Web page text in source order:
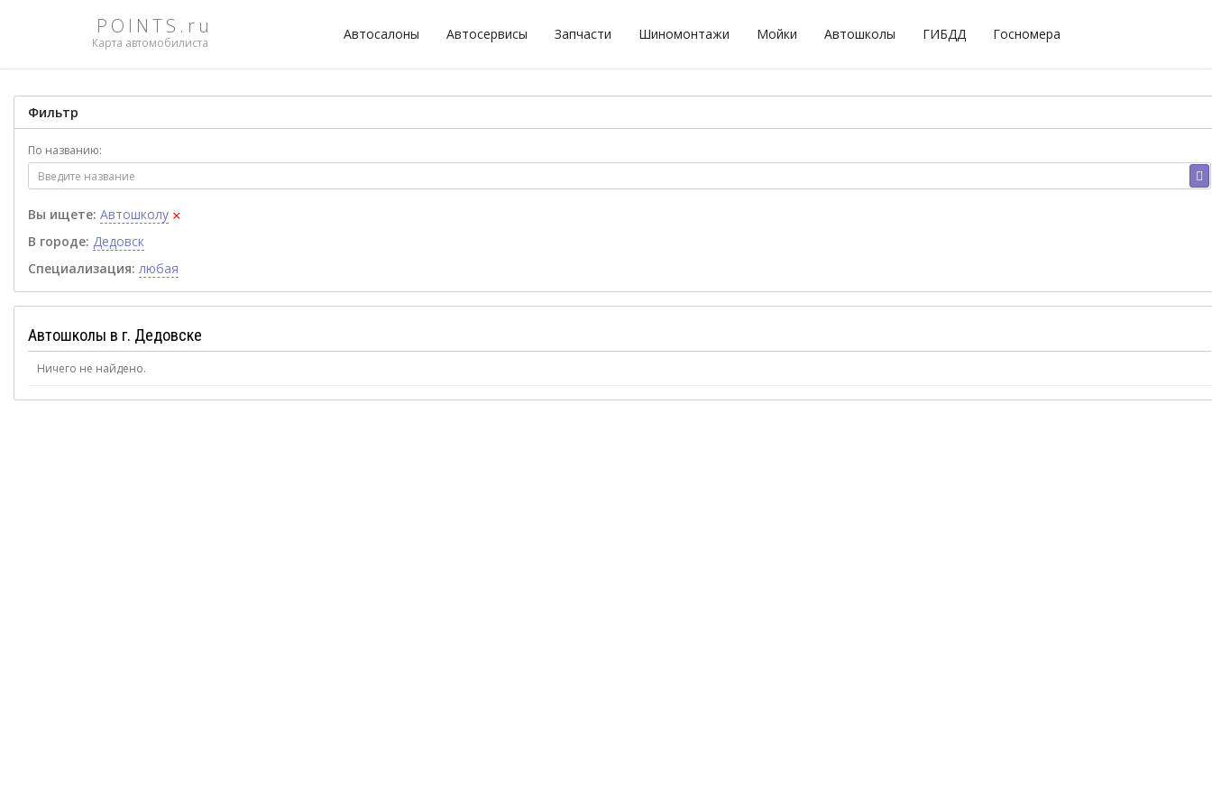
POINTS.ru
Карта автомобилиста
Автосалоны Автосервисы Запчасти Шиномонтажи Мойки Автошколы ГИБДД Госномера
Фильтр
По названию:
Вы ищете: Автошколу ×
В городе: Дедовск
Специализация: любая
Автошколы в г. Дедовске
Ничего не найдено.